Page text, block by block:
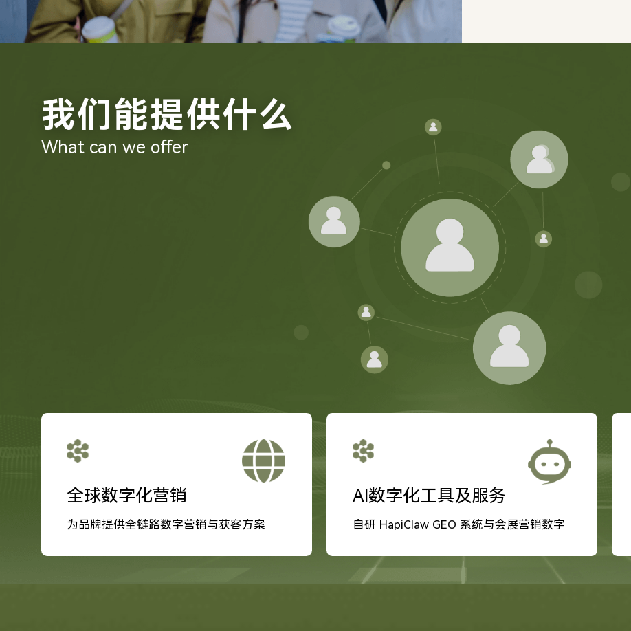
我们能提供什么
What can we offer
全球数字化营销
为品牌提供全链路数字营销与获客方案
AI数字化工具及服务
自研 HapiClaw GEO 系统与会展营销数字